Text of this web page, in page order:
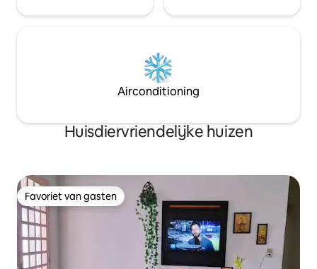
Airconditioning
Huisdiervriendelijke huizen
Favoriet van gasten
Favoriet van gasten